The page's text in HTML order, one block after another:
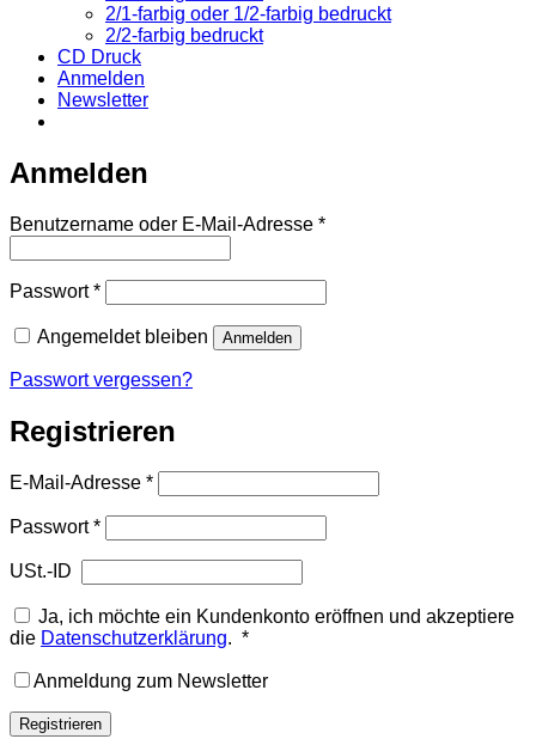
2/1-farbig oder 1/2-farbig bedruckt
2/2-farbig bedruckt
CD Druck
Anmelden
Newsletter
Anmelden
Benutzername oder E-Mail-Adresse *Erforderlich
Passwort*Erforderlich
Angemeldet bleiben Anmelden
Passwort vergessen?
Registrieren
E-Mail-Adresse *Erforderlich
Passwort*Erforderlich
USt.-ID
Ja, ich möchte ein Kundenkonto eröffnen und akzeptiere
die Datenschutzerklärung. *Erforderlich
Anmeldung zum Newsletter
Registrieren